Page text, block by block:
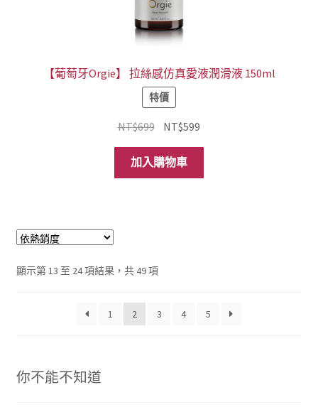
【葡萄牙Orgie】 拉絲感仿真愛液潤滑液 150ml
特價
NT$699 原
價
格：
NT$599
格：
加入購物車
顯示第 13 至 24 項結果，共 49 項依
度
1 2 3 4 5
你不能不知道